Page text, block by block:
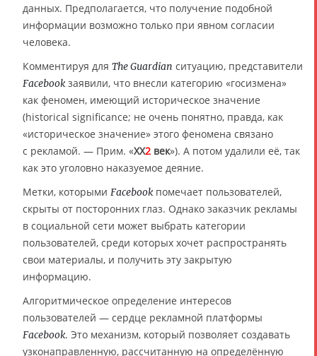
данных. Предполагается, что получение подобной
информации возможно только при явном согласии
человека.
Комментируя для The Guardian ситуацию, представители
Facebook заявили, что внесли категорию «госизмена»
как феномен, имеющий историческое значение
(historical significance; не очень понятно, правда, как
«историческое значение» этого феномена связано
с рекламой. — Прим. «XX2 век»). А потом удалили её, так
как это уголовно наказуемое деяние.
Метки, которыми Facebook помечает пользователей,
скрыты от посторонних глаз. Однако заказчик рекламы
в социальной сети может выбрать категории
пользователей, среди которых хочет распространять
свои материалы, и получить эту закрытую
информацию.
Алгоритмическое определение интересов
пользователей — сердце рекламной платформы
Facebook. Это механизм, который позволяет создавать
узконаправленную, рассчитанную на определённую